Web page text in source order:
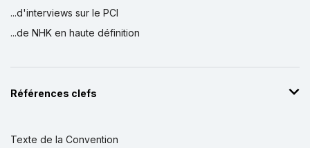
...d'interviews sur le PCI
...de NHK en haute définition
Références clefs
Texte de la Convention